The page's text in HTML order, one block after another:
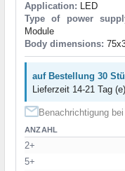
Application: LED
Type of power
Module
Body dimensions:
auf Bestellung 30
Lieferzeit 14-21 Tag (e)
Benachrichtigung
ANZAHL
2+
5+